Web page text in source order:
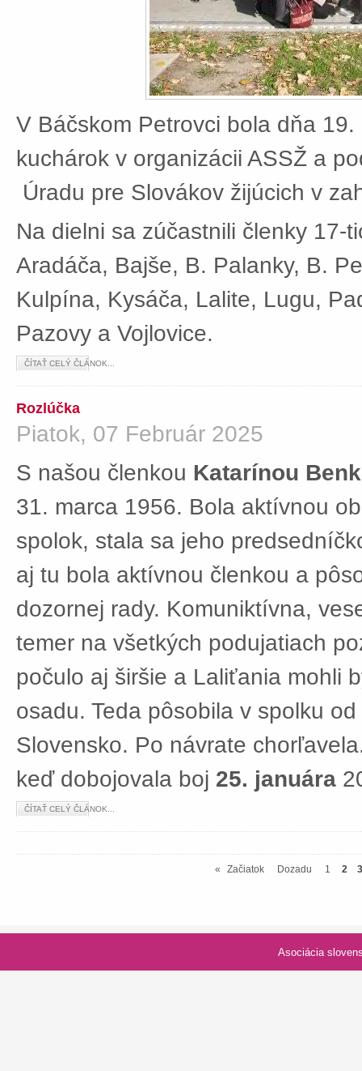
V Báčskom Petrovci bola dňa
kuchárok v organizácii ASSŽ a
Úradu pre Slovákov žijúcich v
Na dielni sa zúčastnili členky 17-
Aradáča, Bajše, B. Palanky, B.
Kulpína, Kysáča, Lalite, Lugu,
Pazovy a Vojlovice.
ČÍTAŤ CELÝ ČLÁNOK...
Rozlúčka
Piatok, 07 Február 2025
S našou členkou Katarínou
31. marca 1956. Bola aktívnou
spolok, stala sa jeho
aj tu bola aktívnou členkou a
dozornej rady. Komuniktívna,
temer na všetkých podujatiach
počulo aj širšie a Laliťania mohli
osadu. Teda pôsobila v spolku
Slovensko. Po návrate
keď dobojovala boj 25. januára
ČÍTAŤ CELÝ ČLÁNOK...
« Začiatok Dozadu 1 2 3
Asociácia slovenských